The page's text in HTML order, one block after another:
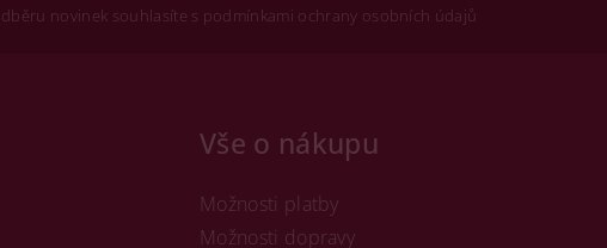
novinek souhlasíte s podmínkami ochrany osobních údajů
Vše o nákupu
Možnosti platby
Možnosti dopravy